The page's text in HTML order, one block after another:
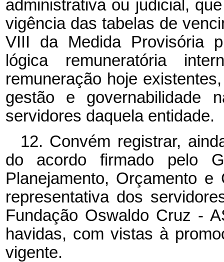
administrativa ou judicial,
vigência das tabelas de
VIII da Medida Provisória
lógica remuneratória
remuneração hoje
gestão e governabilidade
servidores daquela entidade.
12. Convém registrar,
do acordo firmado pelo
Planejamento, Orçamento
representativa dos
Fundação Oswaldo Cruz -
havidas, com vistas à
vigente.